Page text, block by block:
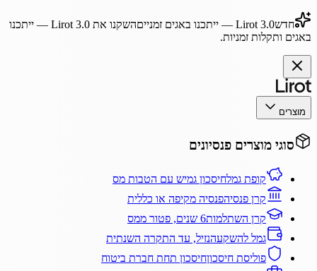
חדשLirot 3.0 — ייתכנו באגים זמנייםהשקנו את Lirot 3.0— ייתכנו
באגים ותקלות זמניות.
מוצרים
סוגי מוצרים פנסיונים
קופת גמלחיסכון גמיש עם הטבות מס
קרן פנסיהפנסיה מקיפה או כללית
קרן השתלמות6 שנים, פטור ממס
גמל להשקעהנזיל, עד התקרה השנתית
פוליסת חיסכוןחיסכון תחת חברת ביטוח